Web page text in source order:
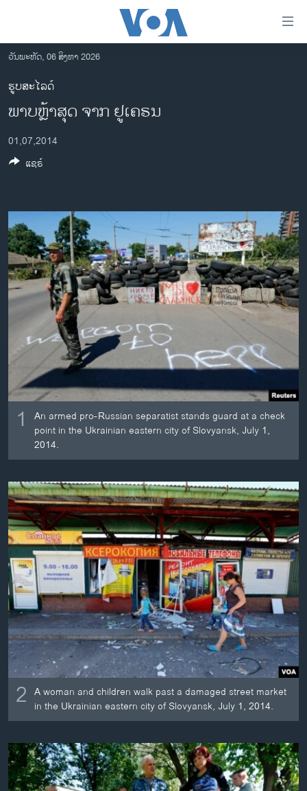
ເຂົ້າ
ຫາ
ຂ້າມ
ຂ້າມ
ໄປ
ຫາ
ລາວ
ອາເມຣິກາ
ການເລືອກຕັ້ງ ປະທານາທີບໍດີ ສະຫະລັດ 2024
ຂ່າວ​ຈີນ
ເອເຊຍ
ອິດສະຫຼະພາບດ້ານການຂ່າວ
ຊີວິດຊາວລາວ
ຊຸມຊົນຊາວລາວ
ວິທະຍາສາດ-ເທັກໂນໂລຈີ
ທຸລະກິດ
ພາສາອັງກິດ
ວີດີໂອ
ສຽງ
ລາຍການກະຈາຍສຽງ
ພາສາຕ່າງໆ
ວັນພະຫັດ, 06 ສິງຫາ 2026
ຮູບສະໄລດ໌
ພາບຫຼ້າສຸດ ຈາກ ຢູເຄຣນ
01,07,2014
1
An armed pro-Russian separatist stands guard at a check
point in the Ukrainian eastern city of Slovyansk, July 1,
2014.
2 A woman and children walk past a damaged street market
in the Ukrainian eastern city of Slovyansk, July 1, 2014.
ແຊຣ໌